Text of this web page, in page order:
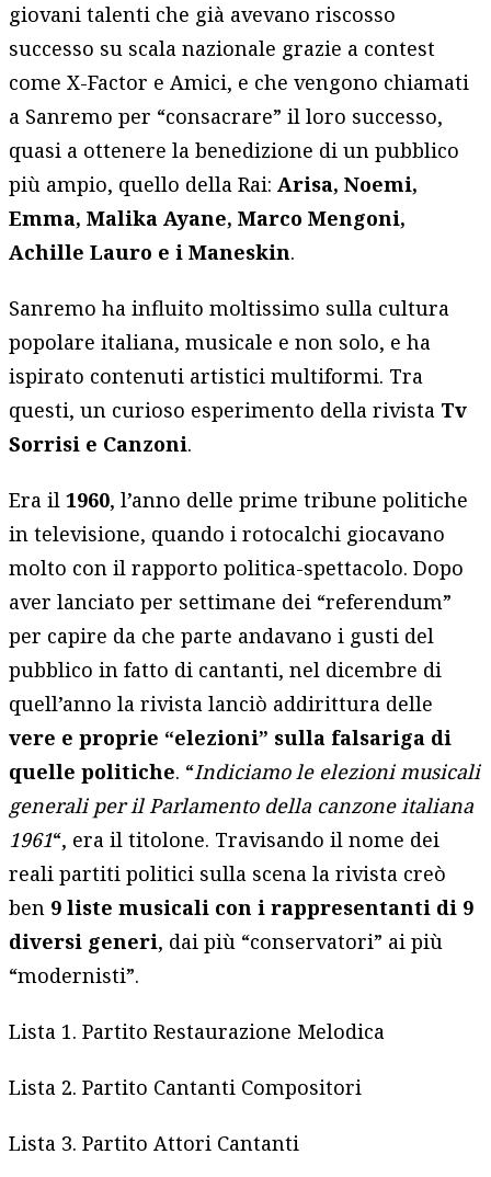
giovani talenti che già avevano riscosso
successo su scala nazionale grazie a contest
come X-Factor e Amici, e che vengono chiamati
a Sanremo per “consacrare” il loro successo,
quasi a ottenere la benedizione di un pubblico
più ampio, quello della Rai:Arisa, Noemi,
Emma, Malika Ayane, Marco Mengoni,
Achille Lauro e i Maneskin.
Sanremo ha influito moltissimo sulla cultura
popolare italiana, musicale e non solo, e ha
ispirato contenuti artistici multiformi. Tra
questi, un curioso esperimento della rivista Tv
Sorrisi e Canzoni.
Era il1960, l’anno delle prime tribune politiche
in televisione, quando i rotocalchi giocavano
molto con il rapporto politica-spettacolo. Dopo
aver lanciato per settimane dei “referendum”
per capire da che parte andavano i gusti del
pubblico in fatto di cantanti, nel dicembre di
quell’anno la rivista lanciò addirittura delle
vere e proprie “elezioni” sulla falsariga di
quelle politiche. “Indiciamo le elezioni musicali
generali per il Parlamento della canzone italiana
1961“, era il titolone. Travisando il nome dei
reali partiti politici sulla scena la rivista creò
ben 9 liste musicali con i rappresentanti di 9
diversi generi, dai più “conservatori” ai più
“modernisti”.
Lista 1. Partito Restaurazione Melodica
Lista 2. Partito Cantanti Compositori
Lista 3. Partito Attori Cantanti